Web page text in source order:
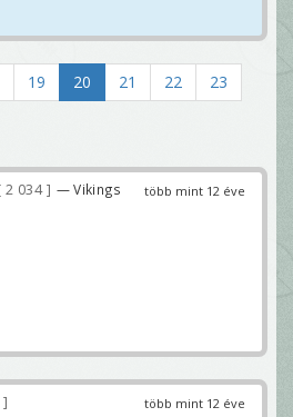
19 20 21 22
23
több mint 12 éve
2 034
— Vikings
több mint 12 éve